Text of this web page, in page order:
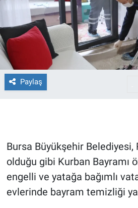
Paylaş
Bursa Büyükşehir Belediyesi,
olduğu gibi Kurban Bayramı
engelli ve yatağa bağımlı
evlerinde bayram temizliği
Haber Arşivi